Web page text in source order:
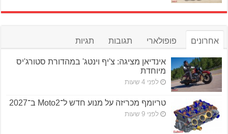
אחרונים פופולארי תגובות תגיות
אינדיאן מציגה: צ'יף וינטג' במהדורת סטורג'יס
מיוחדת
לפני 4 שעות
טריומף מכריזה על מנוע חדש ל־Moto2 ב־2027
לפני 9 שעות